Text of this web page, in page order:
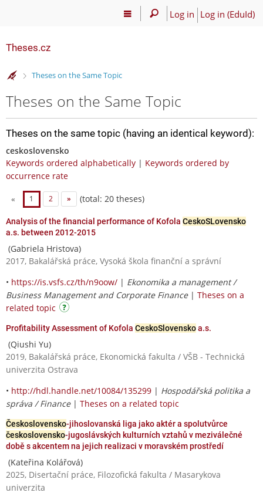
Log in Log in (EduId)
Theses.cz
>
Theses on the Same Topic
Theses on the Same Topic
Theses on the same topic (having an identical keyword):
ceskoslovensko
Keywords ordered alphabetically | Keywords ordered by
occurrence rate
« 1 2 » (total: 20 theses)
Analysis of the financial performance of Kofola CeskoSLovensko
a.s. between 2012-2015
(Gabriela Hristova)
2017, Bakalářská práce, Vysoká škola finanční a správní
• https://is.vsfs.cz/th/n9oow/ | Ekonomika a management /
Business Management and Corporate Finance| Theses on a
related topic
Profitability Assessment of Kofola CeskoSlovenskoa.s.
(Qiushi Yu)
2019, Bakalářská práce, Ekonomická fakulta / VŠB - Technická
univerzita Ostrava
• http://hdl.handle.net/10084/135299 | Hospodářská politika a
správa / Finance| Theses on a related topic
Československo-jihoslovanská liga jako aktér a spolutvůrce
československo-jugoslávských kulturních vztahů v meziválečné
době s akcentem na jejich realizaci v moravském prostředí
(Kateřina Kolářová)
2025, Disertační práce, Filozofická fakulta / Masarykova
univerzita